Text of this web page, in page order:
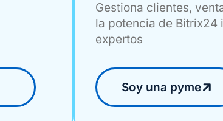
Gestiona clientes,
la potencia de Bitrix24
expertos
Soy una pyme